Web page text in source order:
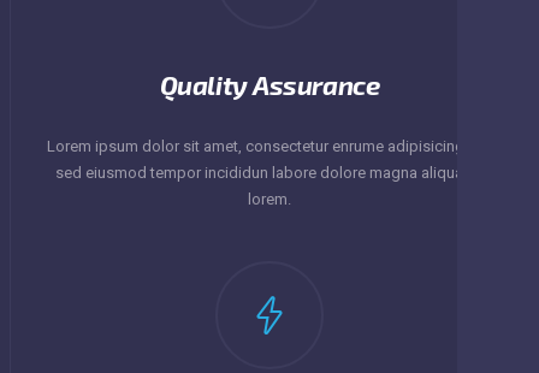
Quality Assurance
Lorem ipsum dolor sit amet, consectetur enrume adipisicing elit,
sed eiusmod tempor incididun labore dolore magna aliqua en
lorem.